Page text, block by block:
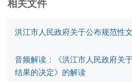
洪江市人民政府关于公布规范性
音频解读：《洪江市人民政府关
结果的决定》的解读